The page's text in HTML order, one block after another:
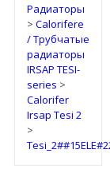
Радиаторы
> Calorifere
/ Трубчатые
радиаторы
IRSAP TESI-
series >
Calorifer
Irsap Tesi 2
>